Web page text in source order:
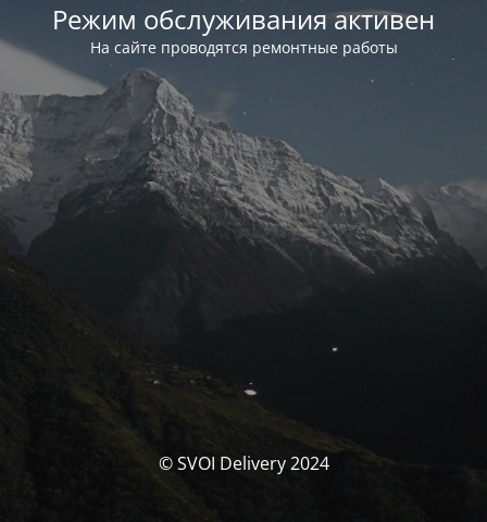
Режим обслуживания активен
На сайте проводятся ремонтные работы
© SVOI Delivery 2024